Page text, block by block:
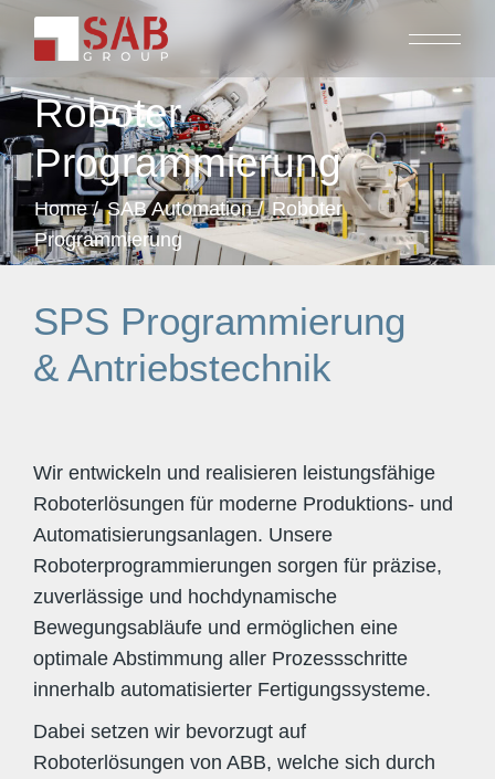
Roboter
Programmierung
Home SAB Automation
Roboter
Programmierung
SPS Programmierung
& Antriebstechnik
Wir entwickeln und realisieren leistungsfähige
Roboterlösungen für moderne Produktions- und
Automatisierungsanlagen. Unsere
Roboterprogrammierungen sorgen für präzise,
zuverlässige und hochdynamische
Bewegungsabläufe und ermöglichen eine
optimale Abstimmung aller Prozessschritte
innerhalb automatisierter Fertigungssysteme.
Dabei setzen wir bevorzugt auf
Roboterlösungen von ABB, welche sich durch